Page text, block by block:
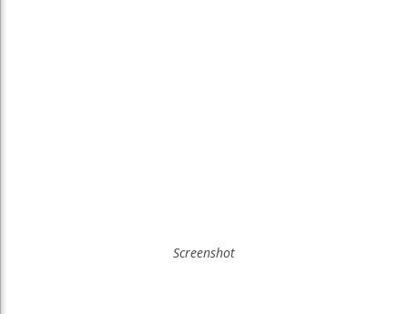
Screenshot